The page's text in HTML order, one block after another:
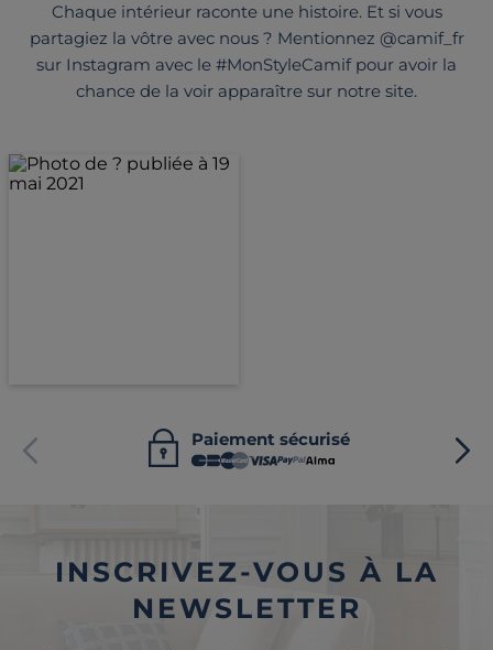
Chaque intérieur raconte une histoire. Et si vous
partagiez la vôtre avec nous ? Mentionnez @camif_fr
sur Instagram avec le #MonStyleCamif pour avoir la
chance de la voir apparaître sur notre site.
Paiement sécurisé
INSCRIVEZ-VOUS À LA
NEWSLETTER